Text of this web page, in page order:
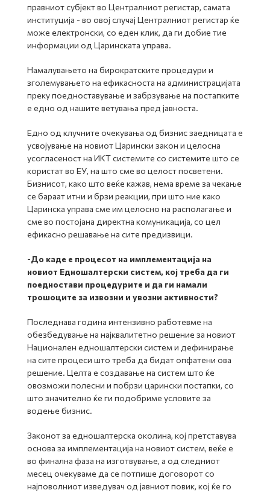
правниот субјект во Централниот регистар, самата
институција - во овој случај Централниот регистар ќе
може електронски, со еден клик, да ги добие тие
информации од Царинската управа.
Намалувањето на бирократските процедури и
зголемувањето на ефикасноста на администрацијата
преку поедноставување и забрзување на постапките
е едно од нашите ветувања пред јавноста.
Едно од клучните очекувања од бизнис заедницата е
усвојување на новиот Царински закон и целосна
усогласеност на ИКТ системите со системите што се
користат во ЕУ, на што сме во целост посветени.
Бизнисот, како што веќе кажав, нема време за чекање
се бараат итни и брзи реакции, при што ние како
Царинска управа сме им целосно на располагање и
сме во постојана директна комуникација, со цел
ефикасно решавање на сите предизвици.
-До каде е процесот на имплементација на
новиот Едношалтерски систем, кој треба да ги
поедностави процедурите и да ги намали
трошоците за извозни и увозни активности?
Последнава година интензивно работевме на
обезбедување на најквалитетно решение за новиот
Национален едношалтерски систем и дефинирање
на сите процеси што треба да бидат опфатени ова
решение. Целта е создавање на систем што ќе
овозможи полесни и побрзи царински постапки, со
што значително ќе ги подобриме условите за
водење бизнис.
Законот за едношалтерска околина, кој претставува
основа за имплементација на новиот систем, веќе е
во финална фаза на изготвување, а од следниот
месец очекуваме да се потпише договорот со
најповолниот изведувач од јавниот повик, кој ќе го